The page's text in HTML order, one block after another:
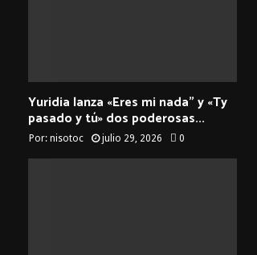
Yuridia lanza «Eres mi nada” y «Ty
pasado y tú» dos poderosas...
Por: nisotoc julio 29, 2026 0